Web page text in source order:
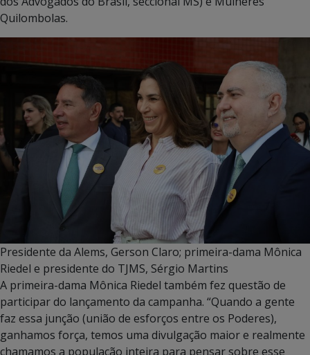
Quilombolas.
Presidente da Alems, Gerson Claro; primeira-dama Mônica
Riedel e presidente do TJMS, Sérgio Martins
A primeira-dama Mônica Riedel também fez questão de
participar do lançamento da campanha. “Quando a gente
faz essa junção (união de esforços entre os Poderes),
ganhamos força, temos uma divulgação maior e realmente
chamamos a população inteira para pensar sobre esse